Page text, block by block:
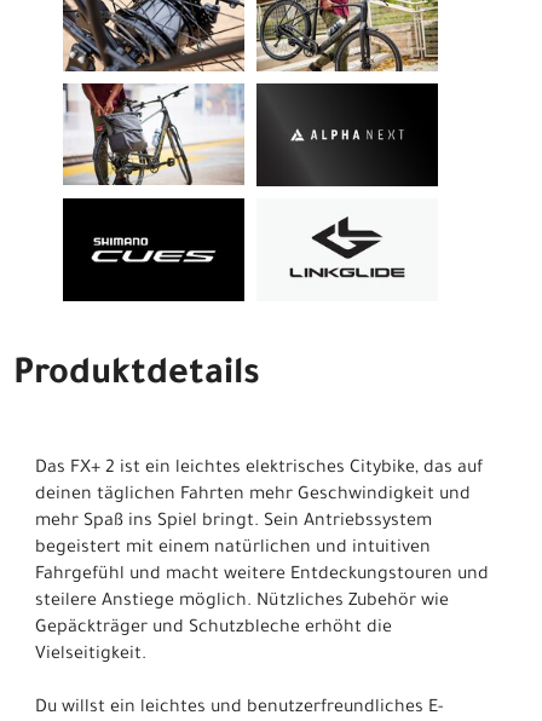
Produktdetails
Das FX+ 2 ist ein leichtes elektrisches Citybike, das auf
deinen täglichen Fahrten mehr Geschwindigkeit und
mehr Spaß ins Spiel bringt. Sein Antriebssystem
begeistert mit einem natürlichen und intuitiven
Fahrgefühl und macht weitere Entdeckungstouren und
steilere Anstiege möglich. Nützliches Zubehör wie
Gepäckträger und Schutzbleche erhöht die
Vielseitigkeit.
Du willst ein leichtes und benutzerfreundliches E-